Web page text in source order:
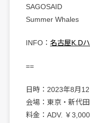
SAGOSAID
Summer Whales
INFO： 名古屋K.D
==
日時：2023年8月
会場：東京・新代
料金：ADV. ￥